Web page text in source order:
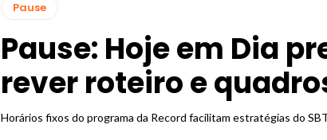
Pause
Pause: Hoje em Dia
rever roteiro e
Horários fixos do programa da Record facilitam estratégias do